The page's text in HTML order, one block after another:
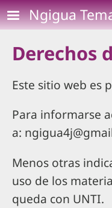
Pasar al contenido
Ngigua
Derechos
Este sitio web es
Para informarse
a:
Menos otras
uso de los
queda con UNTI.